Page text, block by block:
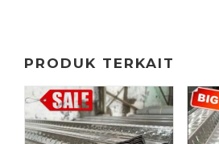
PRODUK TERKAIT